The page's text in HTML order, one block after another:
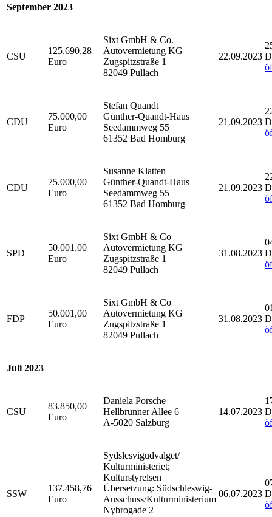
September 2023
CSU
125.690,28
Euro
Sixt GmbH & Co.
Autovermietung KG
Zugspitzstraße 1
82049 Pullach
22.09.2023
CDU
75.000,00
Euro
Stefan Quandt
Günther-Quandt-Haus
Seedammweg 55
61352 Bad Homburg
21.09.2023
CDU
75.000,00
Euro
Susanne Klatten
Günther-Quandt-Haus
Seedammweg 55
61352 Bad Homburg
21.09.2023
SPD
50.001,00
Euro
Sixt GmbH & Co
Autovermietung KG
Zugspitzstraße 1
82049 Pullach
31.08.2023
FDP
50.001,00
Euro
Sixt GmbH & Co
Autovermietung KG
Zugspitzstraße 1
82049 Pullach
31.08.2023
Juli 2023
CSU
83.850,00
Euro
Daniela Porsche
Hellbrunner Allee 6
A-5020 Salzburg
14.07.2023
SSW
137.458,76
Euro
Sydslesvigudvalget/
Kulturministeriet;
Kulturstyrelsen
Übersetzung: Südschleswig-
Ausschuss/Kulturministerium
Nybrogade 2
06.07.2023